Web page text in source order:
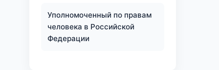
Уполномоченный по правам
человека в Российской
Федерации